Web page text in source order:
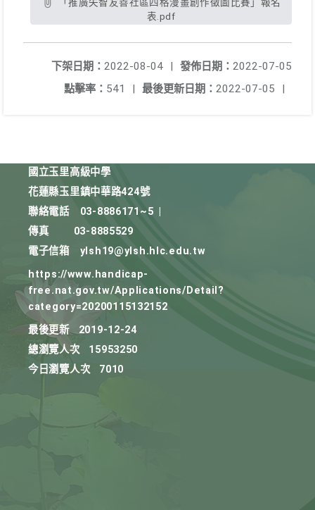
表.pdf
發佈日期： 2022-07-05
下架日期： 2022-08-04
|
最後更新日期： 2022-07-05 |
點擊率： 541 |
國立玉里高級中學
花蓮縣玉里鎮中華路424號
聯絡電話
03-8886171~5
傳真
03-8885529
電子信箱
ylsh19@ylsh.hlc.edu.tw
https://www.handicap-
free.nat.gov.tw/Applications/Detail?
category=20200115132152
最後更新
2019-12-24
總瀏覽人次
15953250
今日瀏覽人次
7010